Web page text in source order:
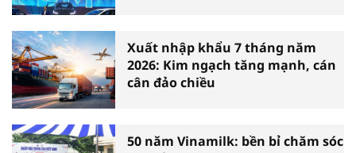
Xuất nhập khẩu 7 tháng năm
2026: Kim ngạch tăng mạnh, cán
cân đảo chiều
50 năm Vinamilk: bền bỉ chăm sóc